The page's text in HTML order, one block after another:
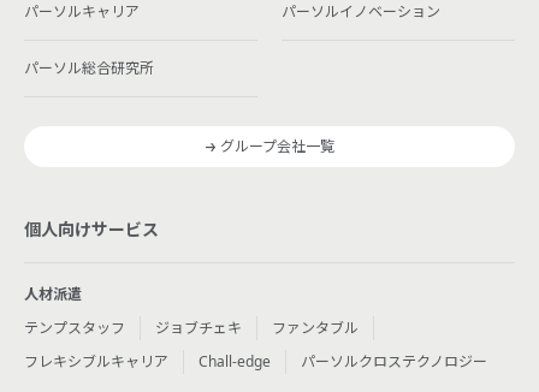
パーソルキャリア パーソルイノベーション
パーソル総合研究所
グループ会社一覧
個人向けサービス
人材派遣
テンプスタッフ
ジョブチェキ
ファンタブル
フレキシブルキャリア
Chall-edge パーソルクロステクノロジー